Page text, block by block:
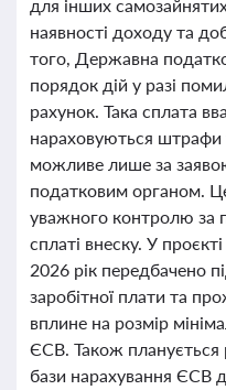
для інших
наявності доходу та
того, Державна
порядок дій у разі
рахунок. Така сплата
нараховуються штрафи
можливе лише за
податковим органом.
уважного контролю за
сплаті внеску. У
2026 рік передбачено
заробітної плати та
вплине на розмір
ЄСВ. Також планується
бази нарахування ЄСВ